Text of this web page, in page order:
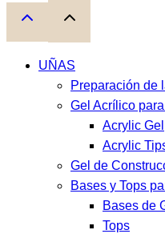
UÑAS
Preparación de
Gel Acrílico
Acrylic Gel
Acrylic
Gel de
Bases y Tops
Bases de
Tops